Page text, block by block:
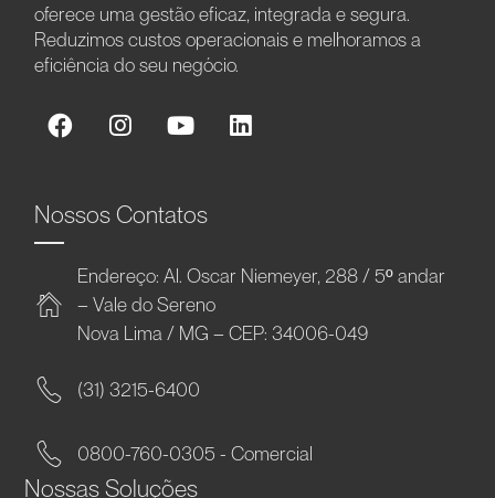
oferece uma gestão eficaz, integrada e segura.
Reduzimos custos operacionais e melhoramos a
eficiência do seu negócio.
Nossos Contatos
Endereço: Al. Oscar Niemeyer, 288 / 5º andar
– Vale do Sereno
Nova Lima / MG – CEP: 34006-049
(31) 3215-6400
0800-760-0305 - Comercial
Nossas Soluções